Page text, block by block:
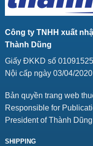
Công ty TNHH xuất
Thành Dũng
Giấy ĐKKD số
Nội cấp ngày 03/04/2020
Bản quyền trang web
Responsible for
President of Thành
SHIPPING